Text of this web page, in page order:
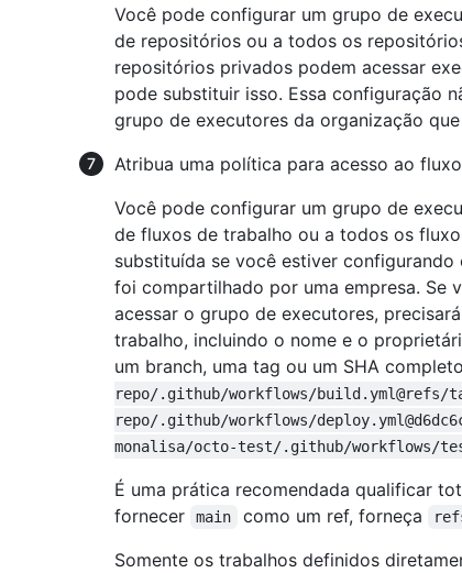
Você pode configurar um grupo de
de repositórios ou a todos os
repositórios privados podem acessar
pode substituir isso. Essa configuração
grupo de executores da organização
Atribua uma política para acesso ao
Você pode configurar um grupo de
de fluxos de trabalho ou a todos os
substituída se você estiver
foi compartilhado por uma empresa. Se
acessar o grupo de executores,
trabalho, incluindo o nome e o
um branch, uma tag ou um SHA
repo/.github/workflows/build.yml@refs/
repo/.github/workflows/
monalisa/octo-test/.github/workflows/
É uma prática recomendada qualificar
fornecer
main como um ref, forneça
Somente os trabalhos definidos